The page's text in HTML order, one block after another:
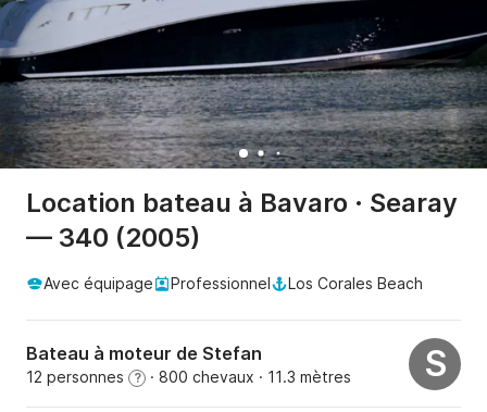
Location bateau à Bavaro · Searay
— 340 (2005)
Avec équipage Professionnel Los Corales Beach
Bateau à moteur de Stefan
12 personnes ? · 800 chevaux · 11.3 mètres S